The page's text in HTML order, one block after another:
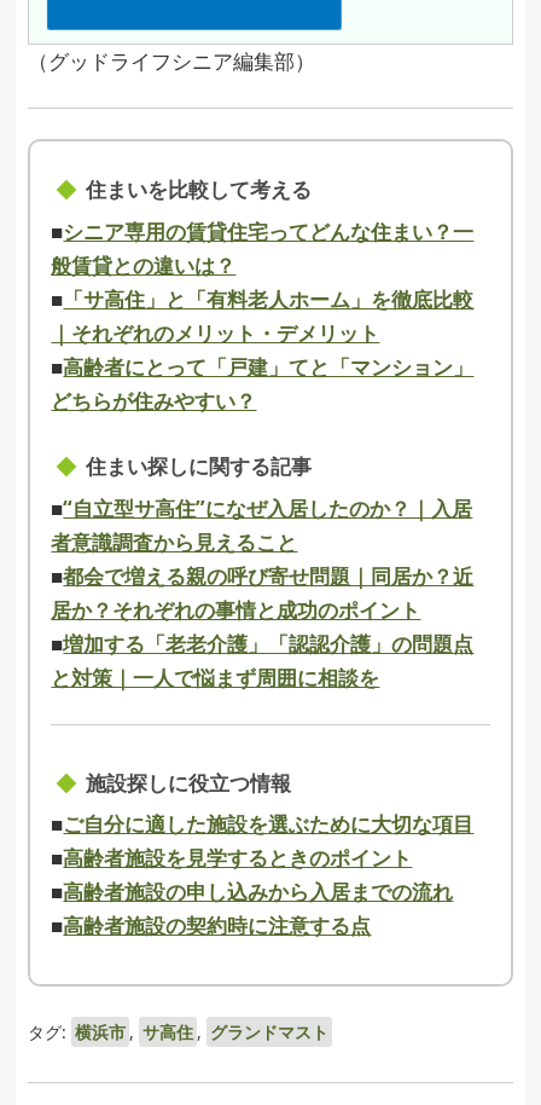
（グッドライフシニア編集部）
住まいを比較して考える
■シニア専用の賃貸住宅ってどんな住まい？一
般賃貸との違いは？
■ 「サ高住」と「有料老人ホーム」を徹底比較
｜それぞれのメリット・デメリット
■高齢者にとって「戸建」てと「マンション」
どちらが住みやすい？
住まい探しに関する記事
■“自立型サ高住”になぜ入居したのか？｜入居
者意識調査から見えること
■都会で増える親の呼び寄せ問題｜同居か？近
居か？それぞれの事情と成功のポイント
■増加する「老老介護」「認認介護」の問題点
と対策｜一人で悩まず周囲に相談を
施設探しに役立つ情報
■ご自分に適した施設を選ぶために大切な項目
■高齢者施設を見学するときのポイント
■高齢者施設の申し込みから入居までの流れ
■高齢者施設の契約時に注意する点
タグ: 横浜市 , サ高住 , グランドマスト